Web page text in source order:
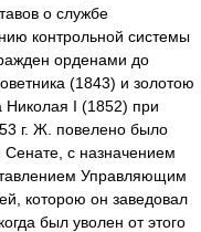
о службе
контрольной системы
орденами до
(1843) и золотою
Николая I (1852) при
г. Ж. повелено было
Сенате, с назначением
Управляющим
которою он заведовал
был уволен от этого